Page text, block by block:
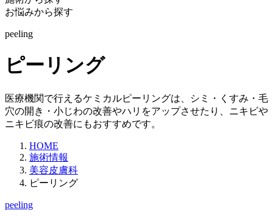
お悩みから探す
peeling
ピーリング
医療機関で行えるケミカルピーリングは、シミ・くすみ・毛
穴の開き・小じわの改善やハリをアップさせたり、ニキビや
ニキビ痕の改善にもおすすめです。
HOME
施術情報
美容皮膚科
ピーリング
peeling